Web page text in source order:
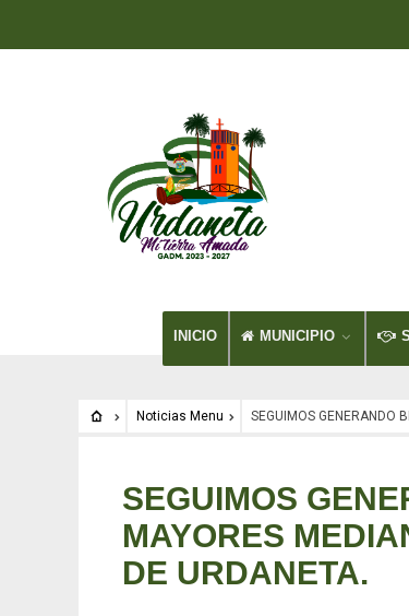
INICIO MUNICIPIO
Noticias Menu SEGUIMOS GENERANDO
Noticias Menu
SEGUIMOS
MAYORES
DE URDANETA.